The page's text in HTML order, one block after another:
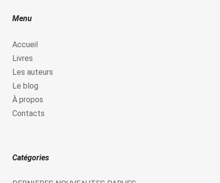
Menu
Accueil
Livres
Les auteurs
Le blog
À propos
Contacts
Catégories